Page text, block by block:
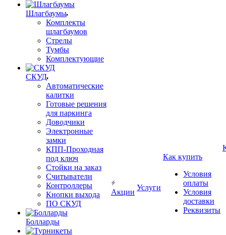
Шлагбаумы
Комплекты
шлагбаумов
Стрелы
Тумбы
Комплектующие
СКУД
Автоматические
калитки
Готовые решения
для паркинга
Доводчики
Электронные
замки
КПП-Проходная
под ключ
Стойки на заказ
Считыватели
Контроллеры
Кнопки выхода
ПО СКУД
Болларды
Акции
Услуги
Как купить
Условия
оплаты
Условия
доставки
Реквизиты